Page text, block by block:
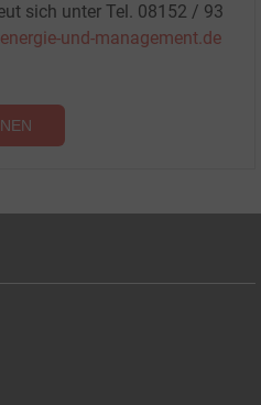
sich unter Tel. 08152 / 93
und-management.de